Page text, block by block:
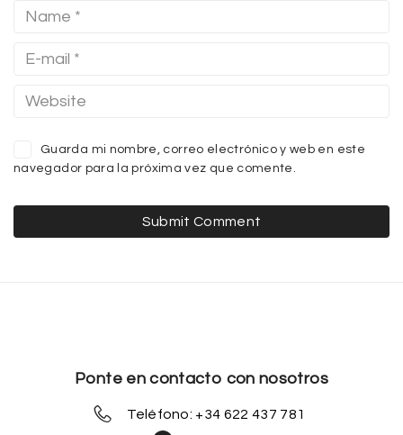
Guarda mi nombre, correo electrónico y web en este
navegador para la próxima vez que comente.
Ponte en contacto con nosotros
Teléfono: +34 622 437 781